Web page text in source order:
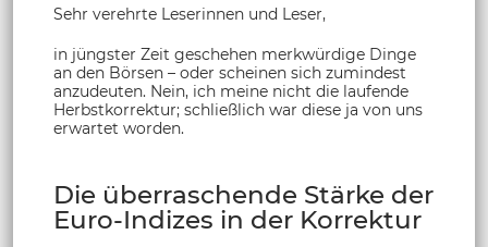
Sehr verehrte Leserinnen und Leser,
in jüngster Zeit geschehen merkwürdige Dinge
an den Börsen – oder scheinen sich zumindest
anzudeuten. Nein, ich meine nicht die laufende
Herbstkorrektur; schließlich war diese ja von uns
erwartet worden.
Die überraschende Stärke der
Euro-Indizes in der Korrektur